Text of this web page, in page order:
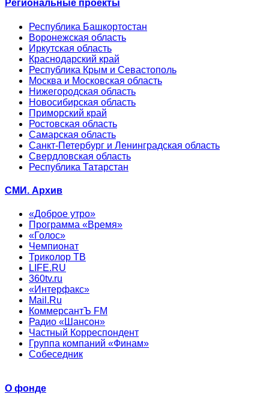
Региональные проекты
Республика Башкортостан
Воронежская область
Иркутская область
Краснодарский край
Республика Крым и Севастополь
Москва и Московская область
Нижегородская область
Новосибирская область
Приморский край
Ростовская область
Самарская область
Санкт-Петербург и Ленинградская область
Свердловская область
Республика Татарстан
СМИ. Архив
«Доброе утро»
Программа «Время»
«Голос»
Чемпионат
Триколор ТВ
LIFE.RU
360tv.ru
«Интерфакс»
Mail.Ru
КоммерсантЪ FM
Радио «Шансон»
Частный Корреспондент
Группа компаний «Финам»
Собеседник
О фонде